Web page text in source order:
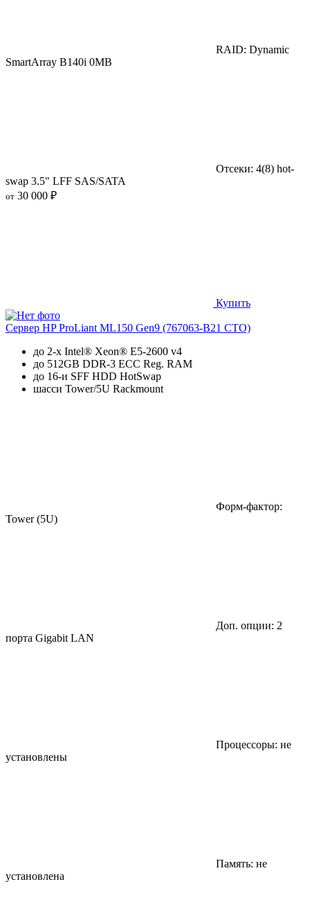
RAID: Dynamic
SmartArray B140i 0MB
Отсеки: 4(8) hot-
swap 3.5" LFF SAS/SATA
от 30 000 ₽
Купить
Сервер HP ProLiant ML150 Gen9 (767063-B21 CTO)
до 2-х Intel® Xeon® E5-2600 v4
до 512GB DDR-3 ECC Reg. RAM
до 16-и SFF HDD HotSwap
шасси Tower/5U Rackmount
Форм-фактор:
Tower (5U)
Доп. опции: 2
порта Gigabit LAN
Процессоры: не
установлены
Память: не
установлена